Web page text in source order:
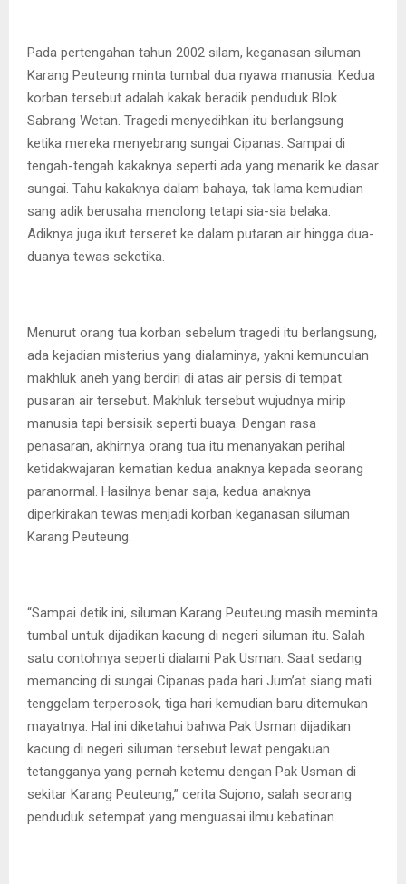
Pada pertengahan tahun 2002 silam, keganasan siluman
Karang Peuteung minta tumbal dua nyawa manusia. Kedua
korban tersebut adalah kakak beradik penduduk Blok
Sabrang Wetan. Tragedi menyedihkan itu berlangsung
ketika mereka menyebrang sungai Cipanas. Sampai di
tengah-tengah kakaknya seperti ada yang menarik ke dasar
sungai. Tahu kakaknya dalam bahaya, tak lama kemudian
sang adik berusaha menolong tetapi sia-sia belaka.
Adiknya juga ikut terseret ke dalam putaran air hingga dua-
duanya tewas seketika.
Menurut orang tua korban sebelum tragedi itu berlangsung,
ada kejadian misterius yang dialaminya, yakni kemunculan
makhluk aneh yang berdiri di atas air persis di tempat
pusaran air tersebut. Makhluk tersebut wujudnya mirip
manusia tapi bersisik seperti buaya. Dengan rasa
penasaran, akhirnya orang tua itu menanyakan perihal
ketidakwajaran kematian kedua anaknya kepada seorang
paranormal. Hasilnya benar saja, kedua anaknya
diperkirakan tewas menjadi korban keganasan siluman
Karang Peuteung.
“Sampai detik ini, siluman Karang Peuteung masih meminta
tumbal untuk dijadikan kacung di negeri siluman itu. Salah
satu contohnya seperti dialami Pak Usman. Saat sedang
memancing di sungai Cipanas pada hari Jum’at siang mati
tenggelam terperosok, tiga hari kemudian baru ditemukan
mayatnya. Hal ini diketahui bahwa Pak Usman dijadikan
kacung di negeri siluman tersebut lewat pengakuan
tetangganya yang pernah ketemu dengan Pak Usman di
sekitar Karang Peuteung,” cerita Sujono, salah seorang
penduduk setempat yang menguasai ilmu kebatinan.